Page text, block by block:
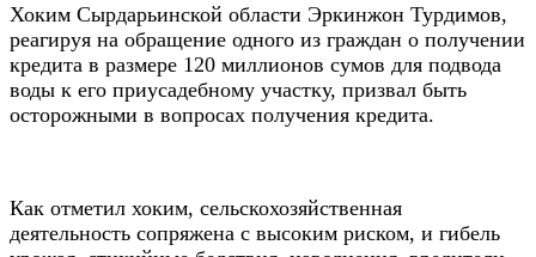
Хоким Сырдарьинской области Эркинжон Турдимов,
реагируя на обращение одного из граждан о получении
кредита в размере 120 миллионов сумов для подвода
воды к его приусадебному участку, призвал быть
осторожными в вопросах получения кредита.
Как отметил хоким, сельскохозяйственная
деятельность сопряжена с высоким риском, и гибель